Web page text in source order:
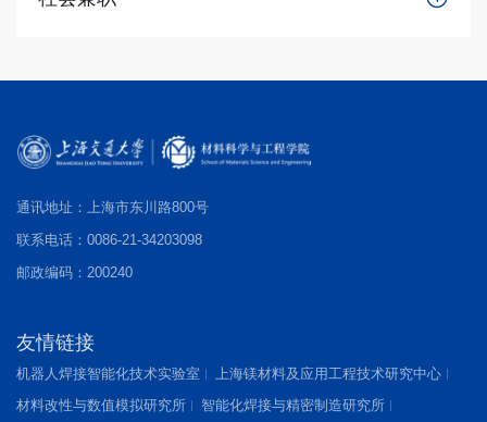
通讯地址：上海市东川路800号
联系电话：0086-21-34203098
邮政编码：200240
友情链接
机器人焊接智能化技术实验室
上海镁材料及应用工程技术研究中心
材料改性与数值模拟研究所
智能化焊接与精密制造研究所